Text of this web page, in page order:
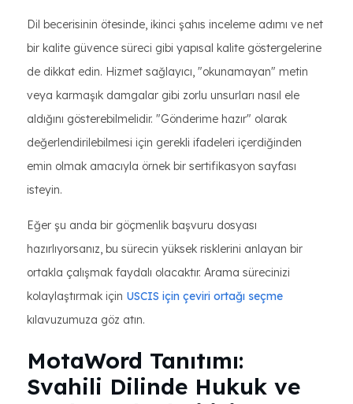
Dil becerisinin ötesinde, ikinci şahıs inceleme adımı ve net
bir kalite güvence süreci gibi yapısal kalite göstergelerine
de dikkat edin. Hizmet sağlayıcı, "okunamayan" metin
veya karmaşık damgalar gibi zorlu unsurları nasıl ele
aldığını gösterebilmelidir. "Gönderime hazır" olarak
değerlendirilebilmesi için gerekli ifadeleri içerdiğinden
emin olmak amacıyla örnek bir sertifikasyon sayfası
isteyin.
Eğer şu anda bir göçmenlik başvuru dosyası
hazırlıyorsanız, bu sürecin yüksek risklerini anlayan bir
ortakla çalışmak faydalı olacaktır. Arama sürecinizi
kolaylaştırmak için USCIS için çeviri ortağı seçme
kılavuzumuza göz atın.
MotaWord Tanıtımı:
Svahili Dilinde Hukuk ve